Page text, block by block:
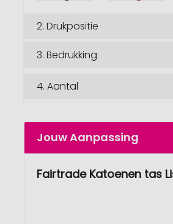
2. Drukpositie
3. Bedrukking
4. Aantal
Jouw Aanpassing
Fairtrade Katoenen tas